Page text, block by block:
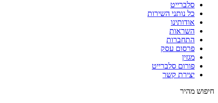
סלברייט
כל נותני השירות
אודותינו
השראות
התחברות
פרסום עסק
מגזין
פורום סלברייט
יצירת קשר
חיפוש מהיר